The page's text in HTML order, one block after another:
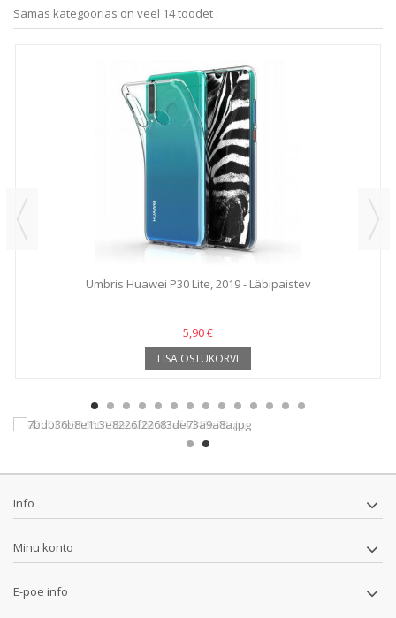
Samas kategoorias on veel 14 toodet :
Ümbris Huawei P30 Lite, 2019 - Läbipaistev
5,90 €
LISA OSTUKORVI
Info
Minu konto
E-poe info